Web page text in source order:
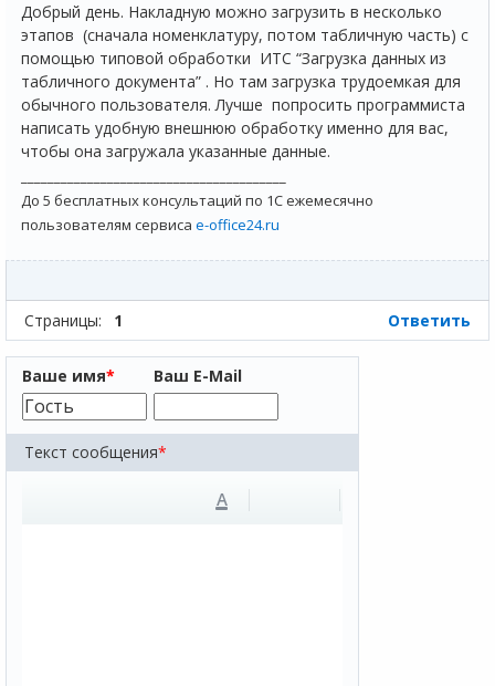
Добрый день. Накладную можно загрузить в несколько
этапов (сначала номенклатуру, потом табличную часть) с
помощью типовой обработки ИТС “Загрузка данных из
табличного документа” . Но там загрузка трудоемкая для
обычного пользователя. Лучше попросить программиста
написать удобную внешнюю обработку именно для вас,
чтобы она загружала указанные данные.
До 5 бесплатных консультаций по 1С ежемесячно
пользователям сервиса e-office24.ru
Страницы: 1 Ответить
Ваше имя* Ваш E-Mail
Текст сообщения*
A